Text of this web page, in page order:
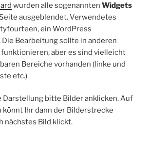
wurden alle sogenannten Widgets
ausgeblendet. Verwendetes
ein WordPress
Bearbeitung sollte in anderen
aber es sind vielleicht
Bereiche vorhanden (linke und
etc.)
Darstellung bitte Bilder anklicken. Auf
könnt Ihr dann der Bilderstrecke
nächstes Bild klickt.